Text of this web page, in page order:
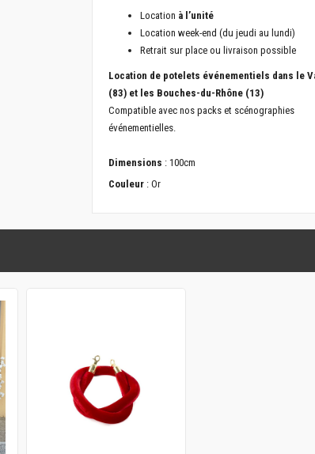
Location à l’unité
Location week-end (du jeudi au lundi)
Retrait sur place ou livraison possible
Location de potelets événementiels dans le
(83) et les Bouches-du-Rhône (13)
Compatible avec nos packs et scénographies
événementielles.
Dimensions : 100cm
Couleur: Or